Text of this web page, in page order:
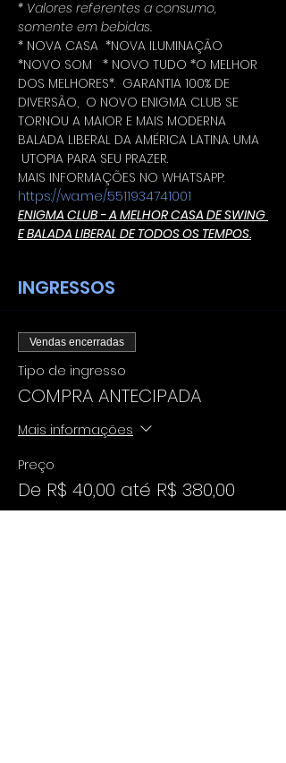
* Valores referentes a consumo,
somente em bebidas.
* NOVA CASA  *NOVA ILUMINAÇÃO
*NOVO SOM   * NOVO TUDO *O MELHOR
DOS MELHORES*.  GARANTIA 100% DE
DIVERSÃO,  O NOVO ENIGMA CLUB SE
TORNOU A MAIOR E MAIS MODERNA
BALADA LIBERAL DA AMÉRICA LATINA. UMA
UTOPIA PARA SEU PRAZER.
MAIS INFORMAÇÕES NO WHATSAPP:
https://wa.me/5511934741001
ENIGMA CLUB - A MELHOR CASA DE SWING
E BALADA LIBERAL DE TODOS OS TEMPOS.
INGRESSOS
Vendas encerradas
Tipo de ingresso
COMPRA ANTECIPADA
Mais informações
Preço
De R$ 40,00 até R$ 380,00